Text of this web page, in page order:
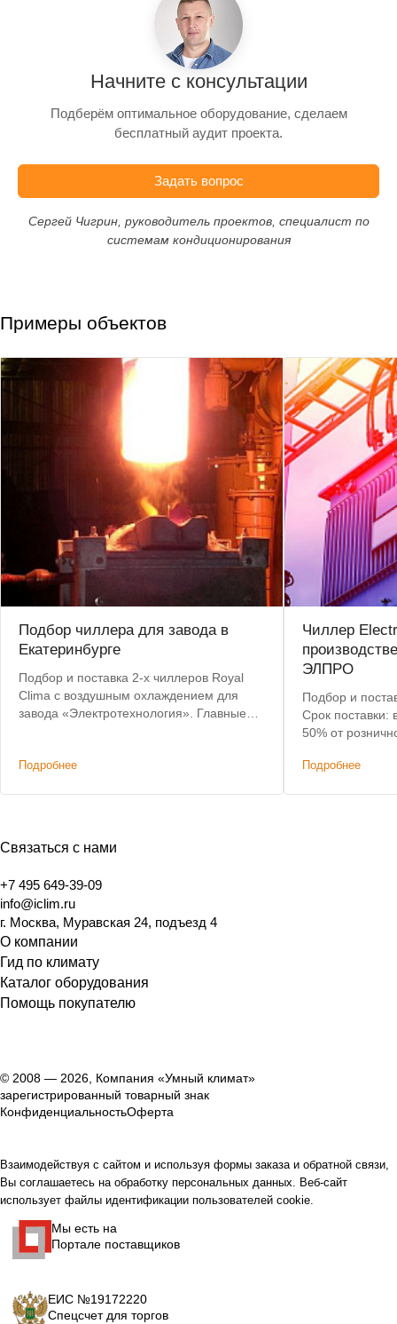
Начните с консультации
Подберём оптимальное оборудование, сделаем
бесплатный аудит проекта.
Задать вопрос
Сергей Чигрин, руководитель проектов, специалист по
системам кондиционирования
Примеры объектов
Подбор чиллера для завода в
Екатеринбурге
Подбор и поставка 2-х чиллеров Royal
Clima с воздушным охлаждением для
завода «Электротехнология». Главные
Подробнее
Чиллер
ЭЛПРО
Подбор и
Срок поставки:
50% от
Подробнее
Связаться с нами
+7 495 649-39-09
info@iclim.ru
г. Москва, Муравская 24, подъезд 4
О компании
Гид по климату
Каталог оборудования
Помощь покупателю
© 2008 — 2026, Компания «Умный климат»
зарегистрированный товарный знак
КонфиденциальностьОферта
Взаимодействуя с сайтом и используя формы заказа и обратной связи,
Вы соглашаетесь на обработку персональных данных. Веб-сайт
использует файлы идентификации пользователей cookie.
Мы есть на
Портале поставщиков
ЕИС №19172220
Спецсчет для торгов